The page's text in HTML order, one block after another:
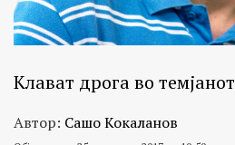
Клават дрога во темјанот
Автор: Сашо Кокаланов